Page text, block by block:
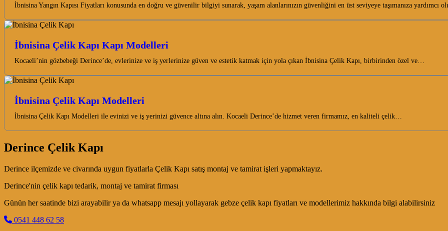
İbnisina Yangın Kapısı Fiyatları konusunda en doğru ve güvenilir bilgiyi sunarak, yaşam alanlarınızın güvenliğini en üst seviyeye taşımanıza yardımcı
İbnisina Çelik Kapı Kapı Modelleri
Kocaeli’nin gözbebeği Derince’de, evlerinize ve iş yerlerinize güven ve estetik katmak için yola çıkan İbnisina Çelik Kapı, birbirinden özel ve…
İbnisina Çelik Kapı Modelleri
İbnisina Çelik Kapı Modelleri ile evinizi ve iş yerinizi güvence altına alın. Kocaeli Derince’de hizmet veren firmamız, en kaliteli çelik…
Derince Çelik Kapı
Derince ilçemizde ve civarında uygun fiyatlarla Çelik Kapı satış montaj ve tamirat işleri yapmaktayız.
Derince'nin çelik kapı tedarik, montaj ve tamirat firması
Günün her saatinde bizi arayabilir ya da whatsapp mesajı yollayarak gebze çelik kapı fiyatları ve modellerimiz hakkında bilgi alabilirsiniz
0541 448 62 58